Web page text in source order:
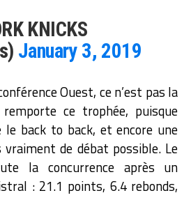
KNICKS
January 3, 2019
Ouest, ce n’est pas la
ce trophée, puisque
le back to back, et encore une
vraiment de débat possible. Le
la concurrence après un
: 21.1 points, 6.4 rebonds,